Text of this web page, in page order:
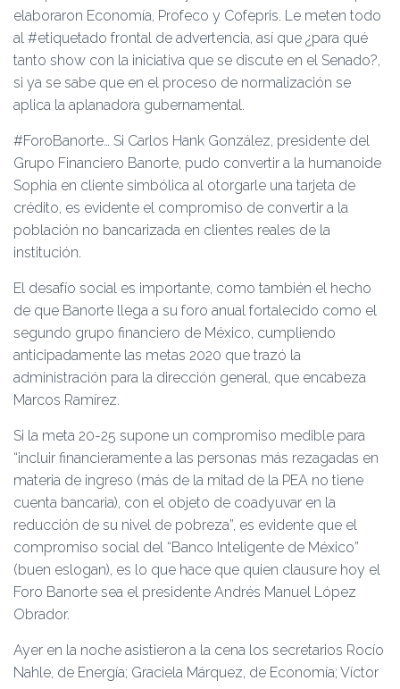
elaboraron Economía, Profeco y Cofepris. Le meten todo
al #etiquetado frontal de advertencia, así que ¿para qué
tanto show con la iniciativa que se discute en el Senado?,
si ya se sabe que en el proceso de normalización se
aplica la aplanadora gubernamental.
#ForoBanorte… Si Carlos Hank González, presidente del
Grupo Financiero Banorte, pudo convertir a la humanoide
Sophia en cliente simbólica al otorgarle una tarjeta de
crédito, es evidente el compromiso de convertir a la
población no bancarizada en clientes reales de la
institución.
El desafío social es importante, como también el hecho
de que Banorte llega a su foro anual fortalecido como el
segundo grupo financiero de México, cumpliendo
anticipadamente las metas 2020 que trazó la
administración para la dirección general, que encabeza
Marcos Ramírez.
Si la meta 20-25 supone un compromiso medible para
“incluir financieramente a las personas más rezagadas en
materia de ingreso (más de la mitad de la PEA no tiene
cuenta bancaria), con el objeto de coadyuvar en la
reducción de su nivel de pobreza”, es evidente que el
compromiso social del “Banco Inteligente de México”
(buen eslogan), es lo que hace que quien clausure hoy el
Foro Banorte sea el presidente Andrés Manuel López
Obrador.
Ayer en la noche asistieron a la cena los secretarios Rocío
Nahle, de Energía; Graciela Márquez, de Economía; Víctor